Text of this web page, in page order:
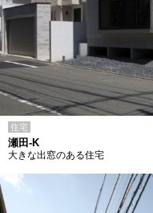
住宅
瀬田-K
大きな出窓のある住宅